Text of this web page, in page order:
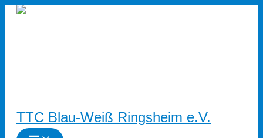
Zum
TTC Blau-Weiß Ringsheim e.V.